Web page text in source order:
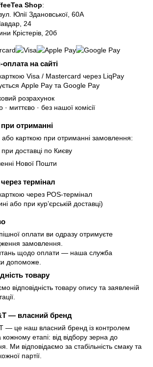
Shop:
Юлії Здановської, 60А
24
Крістерів, 20б
на сайті
Visa / Mastercard через LiqPay
Apple Pay та Google Pay
розрахунок
· миттєво · без нашої комісії
отриманні
або карткою при отриманні замовлення:
при доставці по Києву
Нової Пошти
термінал
через POS-термінал
або при курʼєрській доставці)
оплати ви одразу отримуєте
замовлення.
щодо оплати — наша служба
допоможе.
товару
відповідність товару опису та заявленій
— власний бренд
— це наш власний бренд із контролем
кожному етапі: від відбору зерна до
Ми відповідаємо за стабільність смаку та
партії.